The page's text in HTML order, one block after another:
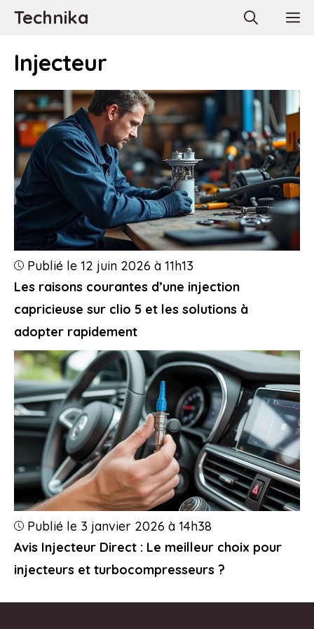
AllerTechnika
Injecteur
Les raisons courantes d’une injection
capricieuse sur clio 5 et les solutions à
adopter rapidement
Publié le 12 juin 2026 à 11h13
Avis Injecteur Direct : Le meilleur choix pour
injecteurs et turbocompresseurs ?
Publié le 3 janvier 2026 à 14h38